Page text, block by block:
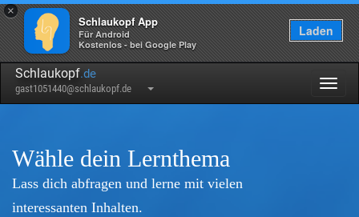
×
Schlaukopf App
Für Android
Kostenlos - bei Google Play
Laden
Schlaukopf.de
gast1051440@schlaukopf.de
Wähle dein Lernthema
Lass dich abfragen und lerne mit vielen
interessanten Inhalten.